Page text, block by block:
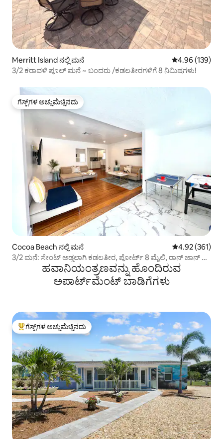
Merritt Island ನಲ್ಲಿ ಮನೆ 5 ರಲ್ಲಿ 4.96
4.96 (139)
3/2 ಕರಾವಳಿ ಪೂಲ್ ಮನೆ ~ ಬಂದರು /ಕಡಲತೀರಗಳಿಗೆ 8 ನಿಮಿಷಗಳು!
ಗೆಸ್ಟ್‌ಗಳ ಅಚ್ಚುಮೆಚ್ಚಿನದು
ಗೆಸ್ಟ್‌ಗಳ ಅಚ್ಚುಮೆಚ್ಚಿನದು
Cocoa Beach ನಲ್ಲಿ ಮನೆ 5 ರಲ್ಲಿ 4.92
4.92 (361)
3/2 ಮನೆ: ಸೇಂಟ್ ಅಡ್ಡಲಾಗಿ ಕಡಲತೀರ, ಪೋರ್ಟ್ 8 ಮೈಲಿ, ರಾನ್ ಜಾನ್ 4
ಹವಾನಿಯಂತ್ರಣವನ್ನು ಹೊಂದಿರುವ
ಅಪಾರ್ಟ್‌ಮೆಂಟ್‌ ಬಾಡಿಗೆಗಳು
ಗೆಸ್ಟ್‌ಗಳಿಗೆ ಅತಿ ಹೆಚ್ಚು ಅಚ್ಚುಮೆಚ್ಚಿನದು
ಗೆಸ್ಟ್‌ಗಳ ಅಚ್ಚುಮೆಚ್ಚಿನದು